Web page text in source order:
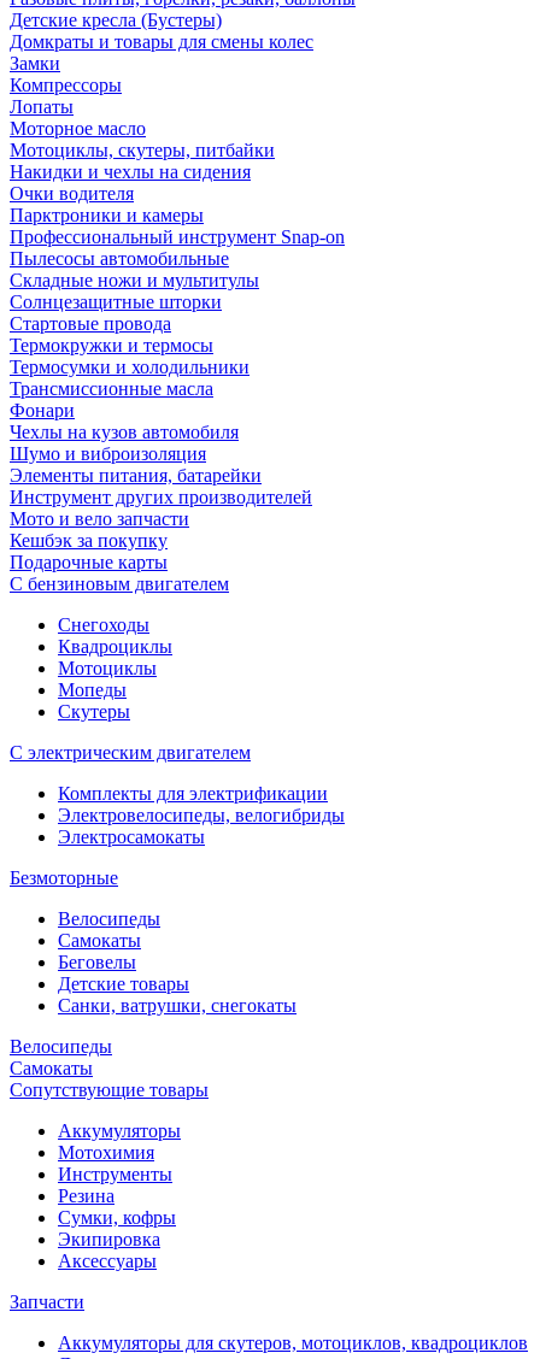
Детские кресла (Бустеры)
Домкраты и товары для смены колес
Замки
Компрессоры
Лопаты
Моторное масло
Мотоциклы, скутеры, питбайки
Накидки и чехлы на сидения
Очки водителя
Парктроники и камеры
Профессиональный инструмент Snap-on
Пылесосы автомобильные
Складные ножи и мультитулы
Солнцезащитные шторки
Стартовые провода
Термокружки и термосы
Термосумки и холодильники
Трансмиссионные масла
Фонари
Чехлы на кузов автомобиля
Шумо и виброизоляция
Элементы питания, батарейки
Инструмент других производителей
Мото и вело запчасти
Кешбэк за покупку
Подарочные карты
С бензиновым двигателем
Снегоходы
Квадроциклы
Мотоциклы
Мопеды
Скутеры
С электрическим двигателем
Комплекты для электрификации
Электровелосипеды, велогибриды
Электросамокаты
Безмоторные
Велосипеды
Самокаты
Беговелы
Детские товары
Санки, ватрушки, снегокаты
Велосипеды
Самокаты
Сопутствующие товары
Аккумуляторы
Мотохимия
Инструменты
Резина
Сумки, кофры
Экипировка
Аксессуары
Запчасти
Аккумуляторы для скутеров, мотоциклов, квадроциклов